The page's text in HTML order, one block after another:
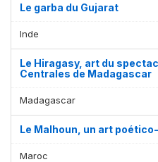
Le garba du Gujarat
Inde
Le Hiragasy, art du
Centrales de Madagascar
Madagascar
Le Malhoun, un art
Maroc